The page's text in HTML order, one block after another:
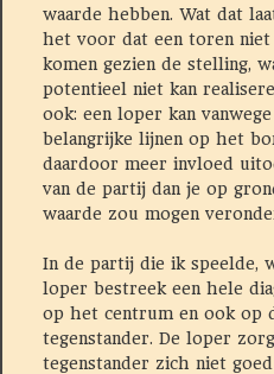
waarde hebben. Wat dat
het voor dat een toren niet
komen gezien de stelling,
potentieel niet kan
ook: een loper kan
belangrijke lijnen op het
daardoor meer invloed
van de partij dan je op
waarde zou mogen
In de partij die ik speelde,
loper bestreek een hele
op het centrum en ook op
tegenstander. De loper
tegenstander zich niet